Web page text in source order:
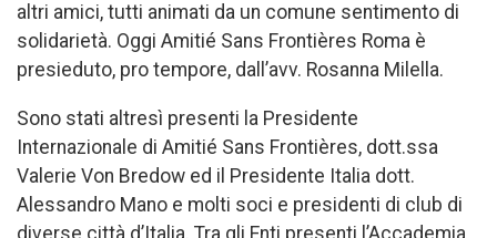
altri amici, tutti animati da un comune sentimento di
solidarietà. Oggi Amitié Sans Frontières Roma è
presieduto, pro tempore, dall’avv. Rosanna Milella.
Sono stati altresì presenti la Presidente
Internazionale di Amitié Sans Frontières, dott.ssa
Valerie Von Bredow ed il Presidente Italia dott.
Alessandro Mano e molti soci e presidenti di club di